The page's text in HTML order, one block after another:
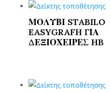
ΜΟΛΥΒΙ STABILO
EASYGRAFH ΓΙΑ
ΔΕΞΙΟΧΕΙΡΕΣ HB